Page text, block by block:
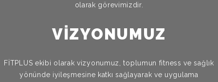
olarak görevimizdir.
VİZYONUMUZ
FİTPLUS ekibi olarak vizyonumuz, toplumun fitness ve sağlık
yönünde iyileşmesine katkı sağlayarak ve uygulama